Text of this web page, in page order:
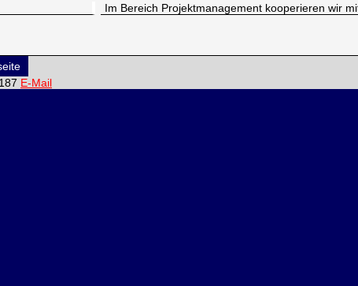
Im Bereich Projektmanagement kooperieren wir
E-Mail